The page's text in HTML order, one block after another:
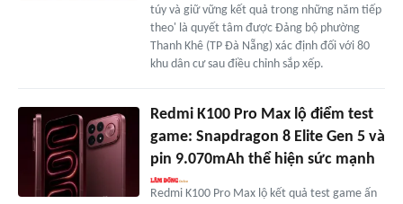
túy và giữ vững kết quả trong những năm tiếp
theo' là quyết tâm được Đảng bộ phường
Thanh Khê (TP Đà Nẵng) xác định đối với 80
khu dân cư sau điều chỉnh sắp xếp.
Redmi K100 Pro Max lộ điểm test
game: Snapdragon 8 Elite Gen 5 và
pin 9.070mAh thể hiện sức mạnh
Redmi K100 Pro Max lộ kết quả test game ấn